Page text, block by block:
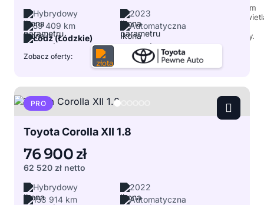
Hybrydowy
2023
59 409 km
Automatyczna
Łódź (Łódzkie)
Zobacz oferty:
PRO
Toyota Corolla XII 1.8
76 900 zł
62 520 zł netto
Hybrydowy
2022
153 914 km
Automatyczna